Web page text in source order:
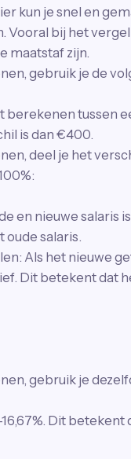
kun je snel en
Vooral bij het
maatstaf zijn.
gebruik je de
tussen
is dan €400.
deel je het
en nieuwe salaris
oude salaris.
Als het nieuwe
Dit betekent dat
gebruik je
Dit betekent